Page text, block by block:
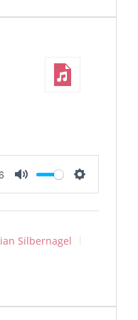
Mute Settings
Silbernagel